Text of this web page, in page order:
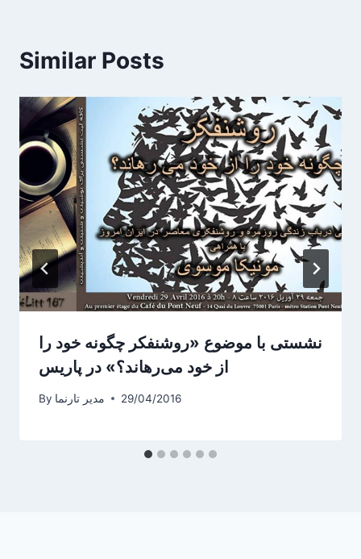
Similar Posts
نشستی با موضوع «روشنفکر چگونه خود را
از خود می‌رهاند؟» در پاریس
By مدیر تارنما 29/04/2016